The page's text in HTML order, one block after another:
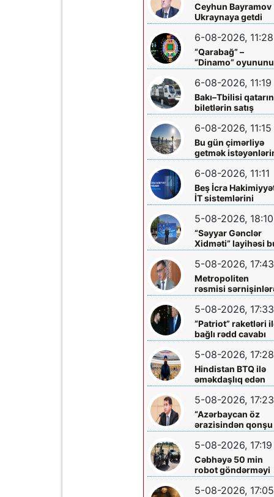
Ceyhun Bayramov
Ukraynaya getdi
6-08-2026, 11:28
“Qarabağ” –
“Dinamo”
biletləri satışa
çıxarılır
6-08-2026, 11:19
Bakı–Tbilisi
biletlərin satış
müddəti artırılır
6-08-2026, 11:15
Bu gün çimərliyə
getmək
diqqətinə!
6-08-2026, 11:11
Beş İcra
İT sistemlərini
“Hökumət
buludu”na köçürdü
5-08-2026, 18:10
“Səyyar Gənclər
Xidməti” layihəsi
dəfə
5-08-2026, 17:43
Metropoliten
rəsmisi
çıxış yolu göstərdi
5-08-2026, 17:33
“Patriot” raketləri
bağlı rədd cavabı
aldı
5-08-2026, 17:28
Hindistan BTQ ilə
əməkdaşlıq edən
hüquq
təhdid edib
5-08-2026, 17:23
“Azərbaycan öz
ərazisindən qonşu
ölkəyə qarşı
olunmasına icazə
verməz”
5-08-2026, 17:19
Cəbhəyə 50 min
robot göndərməyi
planlaşdırırlar
5-08-2026, 17:05